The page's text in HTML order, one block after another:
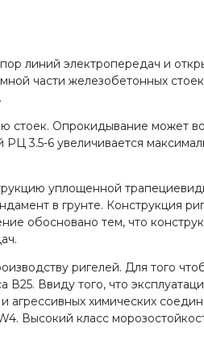
линий электропередач и
части железобетонных
стоек. Опрокидывание может
3.5-6 увеличивается
уплощенной
в грунте. Конструкция
обосновано тем, что
ригелей. Для того
В25. Ввиду того, что
агрессивных химических
Высокий класс